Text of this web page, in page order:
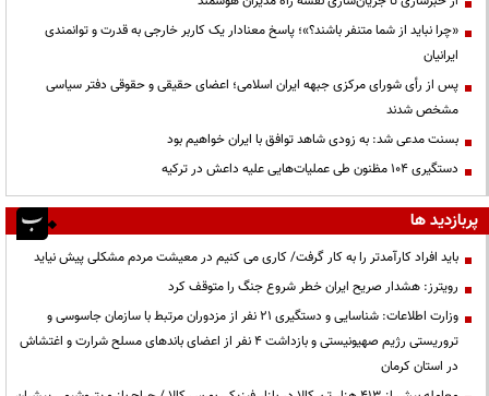
«چرا نباید از شما متنفر باشند؟»؛ پاسخ معنادار یک کاربر خارجی به قدرت و توانمندی
ایرانیان
پس از رأی شورای مرکزی جبهه ایران اسلامی؛ اعضای حقیقی و حقوقی دفتر سیاسی
مشخص شدند
بسنت مدعی شد: به زودی شاهد توافق با ایران خواهیم بود
دستگیری ۱۰۴ مظنون طی عملیات‌هایی علیه داعش در ترکیه
پربازدید ها
باید افراد کارآمدتر را به کار گرفت/ کاری می کنیم در معیشت مردم مشکلی پیش نیاید
رویترز: هشدار صریح ایران خطر شروع جنگ را متوقف کرد
وزارت اطلاعات: شناسایی و دستگیری ۲۱ نفر از مزدوران مرتبط با سازمان جاسوسی و
تروریستی رژیم صهیونیستی و بازداشت ۴ نفر از اعضای باندهای مسلح شرارت و اغتشاش
در استان کرمان